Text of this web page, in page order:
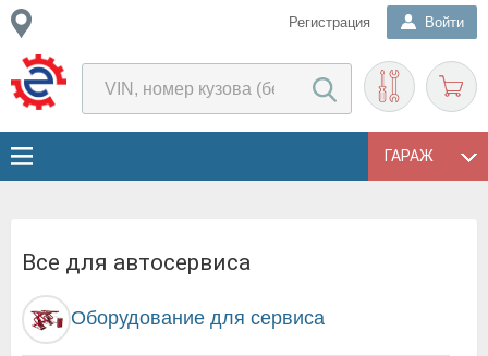
Регистрация Войти
ГАРАЖ
Все для автосервиса
Оборудование для сервиса